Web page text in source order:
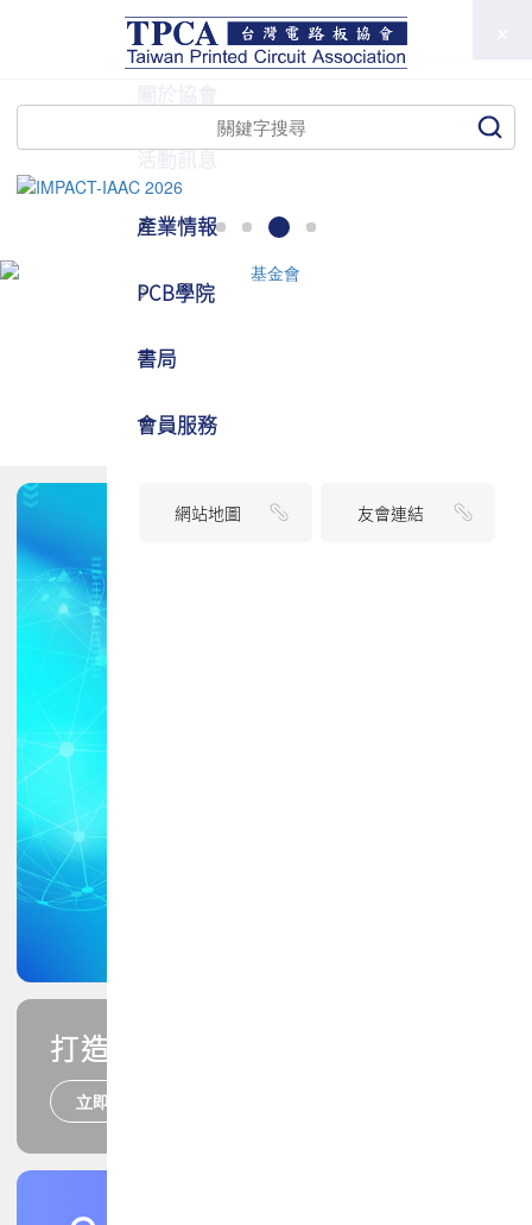
打造您的PCB專業技能
立即報名
TPCA
活動訊息
產業情報
PCB學院
書局
會員服務
網站地圖 友會連結